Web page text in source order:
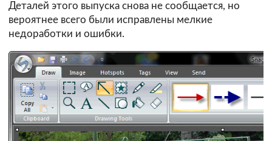
Деталей этого выпуска снова не сообщается, но
вероятнее всего были исправлены мелкие
недоработки и ошибки.